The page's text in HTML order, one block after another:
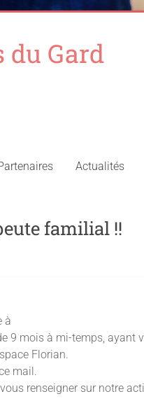
du Gard
Actualités
familial !!
à
9 mois à mi-temps, ayant
Florian.
mail.
renseigner sur notre